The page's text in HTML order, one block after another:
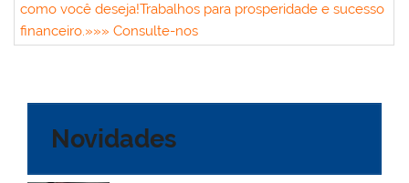
como você deseja!Trabalhos para prosperidade e sucesso
financeiro.»»» Consulte-nos
Novidades